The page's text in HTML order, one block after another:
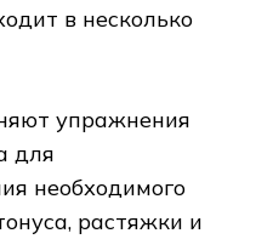
в несколько
упражнения
для
необходимого
растяжки и